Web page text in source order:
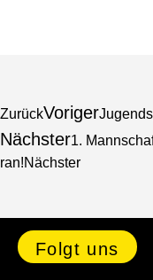
ZurückVoriger
Nächster1.
ran!Nächster
Folgt uns